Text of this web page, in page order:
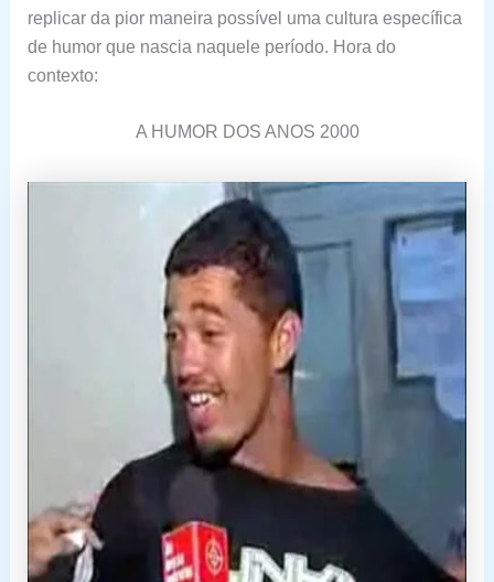
replicar da pior maneira possível uma cultura específica
de humor que nascia naquele período. Hora do
contexto:
A HUMOR DOS ANOS 2000